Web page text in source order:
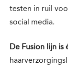
testen in ruil
social media.
De Fusion lijn is